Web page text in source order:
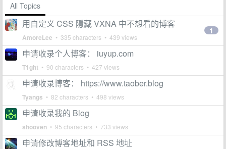
All Topics
用自定义 CSS 隱藏 VXNA 中不想看的博客
AmoreLee • 335 characters • 439 views
1
申请收录个人博客： iuyup.com
T1ght • 90 characters • 427 views
申请收录博客： https://www.taober.blog
Tyangs • 82 characters • 498 views
申请收录我的 Blog
shooven • 95 characters • 733 views
申请修改博客地址和 RSS 地址